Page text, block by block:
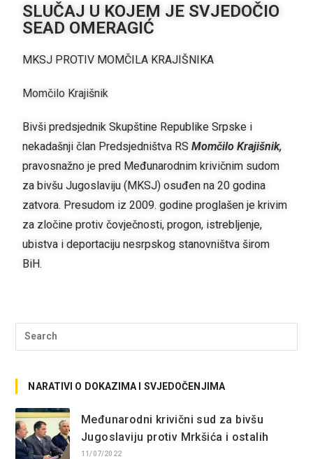
SLUČAJ U KOJEM JE SVJEDOČIO
SEAD OMERAGIĆ
MKSJ PROTIV MOMČILA KRAJIŠNIKA
Momčilo Krajišnik
Bivši predsjednik Skupštine Republike Srpske i
nekadašnji član Predsjedništva RSMomčilo Krajišnik,
pravosnažno je pred Međunarodnim krivičnim sudom
za bivšu Jugoslaviju (MKSJ) osuđen na 20 godina
zatvora. Presudom iz 2009. godine proglašen je krivim
za zločine protiv čovječnosti, progon, istrebljenje,
ubistva i deportaciju nesrpskog stanovništva širom
BiH.
NARATIVI O DOKAZIMA I SVJEDOČENJIMA
Međunarodni krivični sud za bivšu
Jugoslaviju protiv Mrkšića i ostalih
11/07/2022